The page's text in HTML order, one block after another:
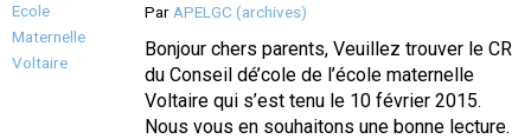
Ecole
Maternelle
Voltaire
Par APELGC (archives)
Bonjour chers parents, Veuillez trouver le CR
du Conseil dé’cole de l’école maternelle
Voltaire qui s’est tenu le 10 février 2015.
Nous vous en souhaitons une bonne lecture.